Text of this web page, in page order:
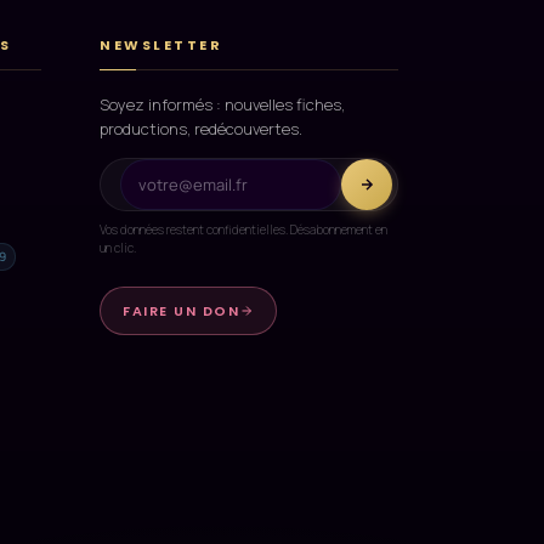
NEWSLETTER
Soyez informés : nouvelles fiches,
productions, redécouvertes.
Vos données restent confidentielles. Désabonnement en
un clic.
FAIRE UN DON